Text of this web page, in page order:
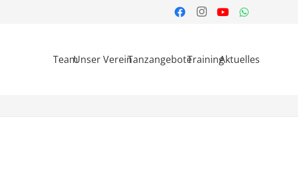
TeamUnser VereinTanzangeboteTrainingAktuelles